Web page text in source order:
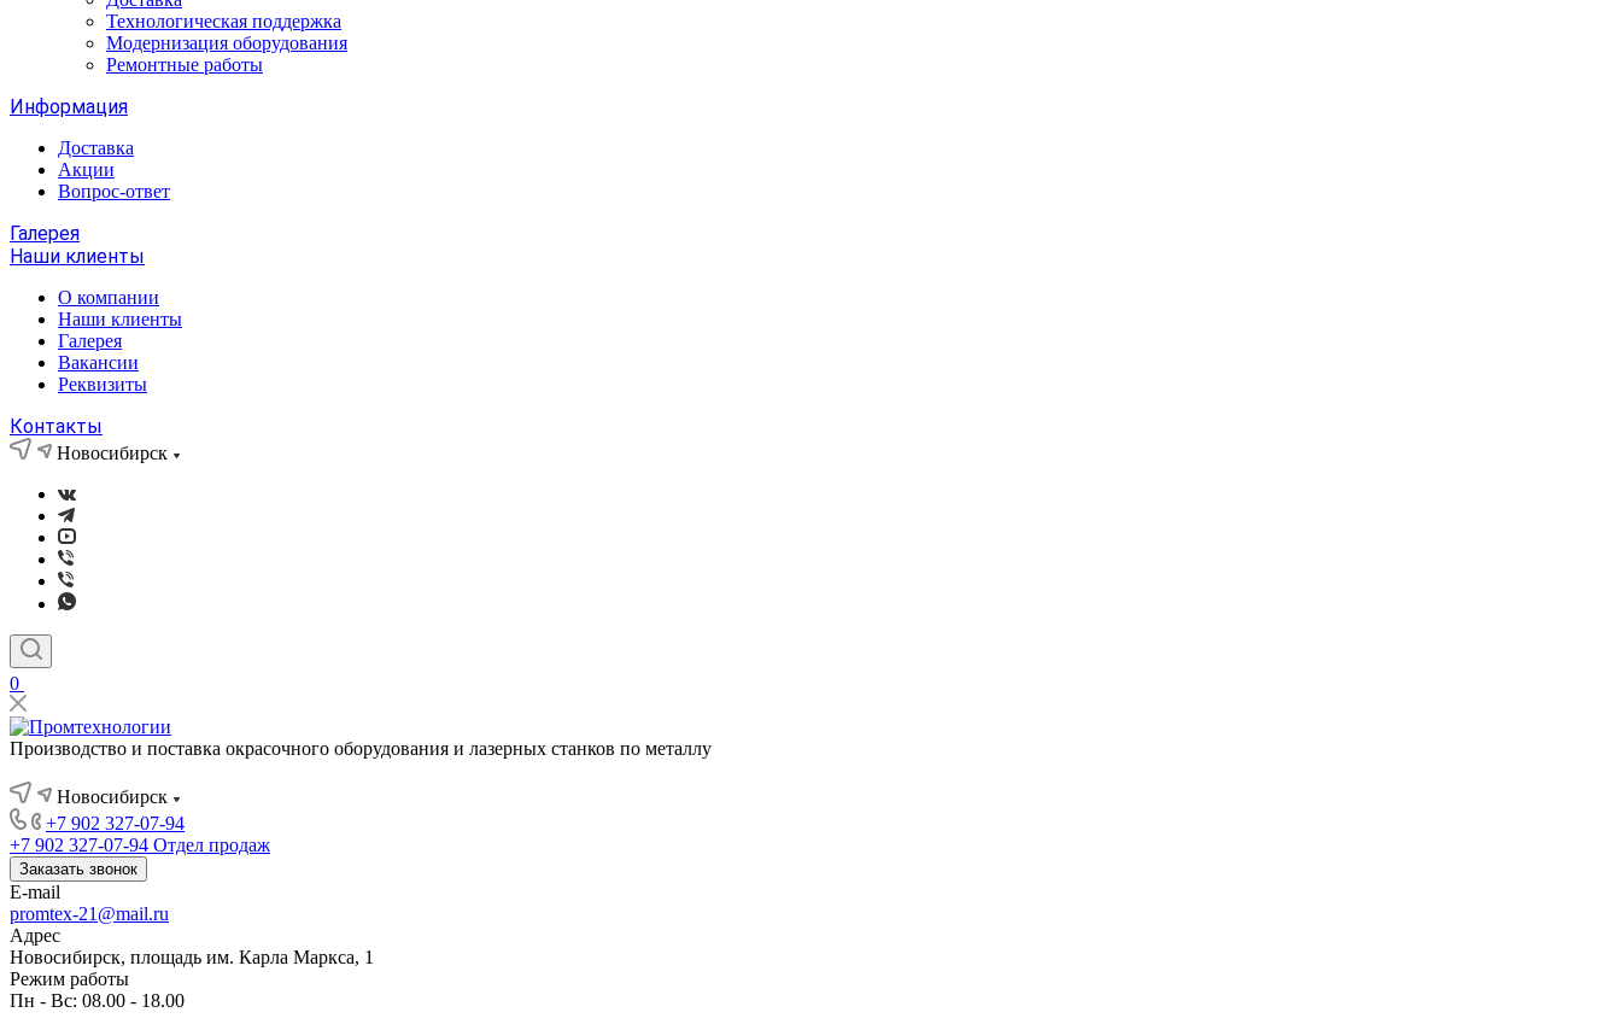
Технологическая поддержка
Модернизация оборудования
Ремонтные работы
Информация
Доставка
Акции
Вопрос-ответ
Галерея
Наши клиенты
О компании
Наши клиенты
Галерея
Вакансии
Реквизиты
Контакты
Новосибирск
0
Производство и поставка окрасочного оборудования и лазерных станков по металлу
Новосибирск
+7 902 327-07-94
+7 902 327-07-94 Отдел продаж
Заказать звонок
E-mail
promtex-21@mail.ru
Адрес
Новосибирск, площадь им. Карла Маркса, 1
Режим работы
Пн - Вс: 08.00 - 18.00